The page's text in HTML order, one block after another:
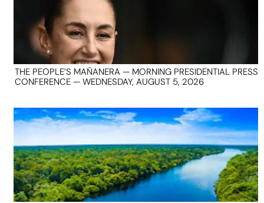
THE PEOPLE’S MAÑANERA — MORNING PRESIDENTIAL PRESS
CONFERENCE — WEDNESDAY, AUGUST 5, 2026